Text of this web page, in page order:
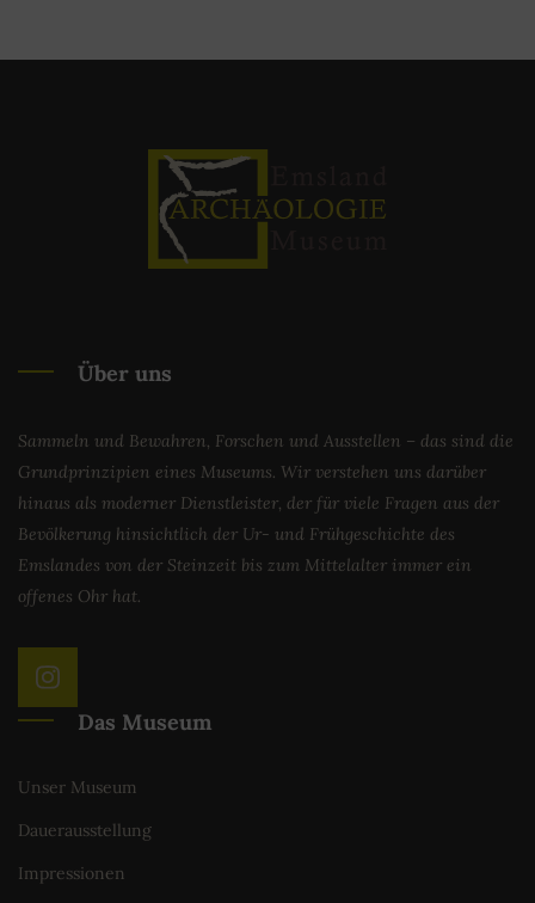
Über uns
Sammeln und Bewahren, Forschen und Ausstellen – das sind die
Grundprinzipien eines Museums. Wir verstehen uns darüber
hinaus als moderner Dienstleister, der für viele Fragen aus der
Bevölkerung hinsichtlich der Ur- und Frühgeschichte des
Emslandes von der Steinzeit bis zum Mittelalter immer ein
offenes Ohr hat.
Das Museum
Unser Museum
Dauerausstellung
Impressionen